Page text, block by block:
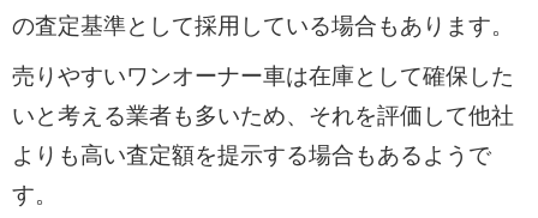
の査定基準として採用している場合もあります。
売りやすいワンオーナー車は在庫として確保した
いと考える業者も多いため、それを評価して他社
よりも高い査定額を提示する場合もあるようで
す。